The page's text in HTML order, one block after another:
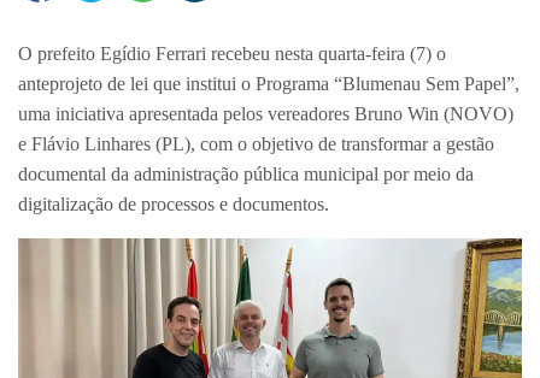
O prefeito Egídio Ferrari recebeu nesta quarta-feira (7) o
anteprojeto de lei que institui o Programa “Blumenau Sem Papel”,
uma iniciativa apresentada pelos vereadores Bruno Win (NOVO)
e Flávio Linhares (PL), com o objetivo de transformar a gestão
documental da administração pública municipal por meio da
digitalização de processos e documentos.